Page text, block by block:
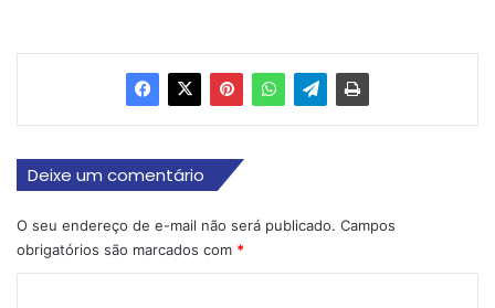
Deixe um comentário
O seu endereço de e-mail não será publicado. Campos
obrigatórios são marcados com *